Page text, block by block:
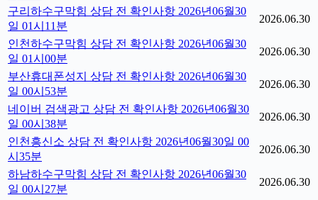
구리하수구막힘 상담 전 확인사항 2026년06월30
일 01시11분
2026.06.30
인천하수구막힘 상담 전 확인사항 2026년06월30
일 01시00분
2026.06.30
부산휴대폰성지 상담 전 확인사항 2026년06월30
일 00시53분
2026.06.30
네이버 검색광고 상담 전 확인사항 2026년06월30
일 00시38분
2026.06.30
인천흥신소 상담 전 확인사항 2026년06월30일 00
시35분
2026.06.30
하남하수구막힘 상담 전 확인사항 2026년06월30
일 00시27분
2026.06.30